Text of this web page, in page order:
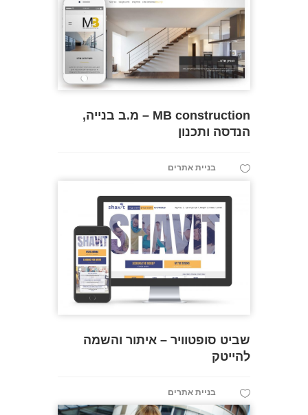
MB construction – מ.ב בנייה,
הנדסה ותכנון
בניית אתרים
שביט סופטוויר – איתור והשמה
להייטק
בניית אתרים